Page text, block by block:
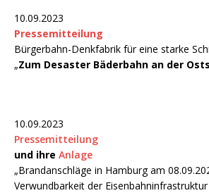
10.09.2023
Pressemitteilung
Bürgerbahn-Denkfabrik für eine starke
„Zum Desaster Bäderbahn an der
10.09.2023
Pressemitteilung
und ihre Anlage
„Brandanschläge in Hamburg am
Verwundbarkeit der